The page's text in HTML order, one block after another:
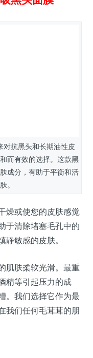
对抗黑头和长期油性皮
而有效的选择。这款黑
成分，有助于平衡和活
。
燥或使您的皮肤感觉
于清除堵塞毛孔中的
敏感的皮肤。
肌肤柔软光滑。最重
精等引起压力的成
。我们选择它作为最
我们任何毛茸茸的朋